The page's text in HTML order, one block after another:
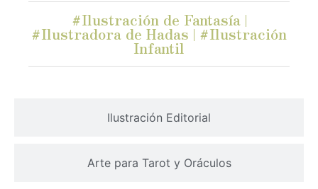
Ilustración Editorial
Arte para Tarot y Oráculos
#Ilustración de Fantasía |
#Ilustradora de Hadas | #Ilustración
Infantil